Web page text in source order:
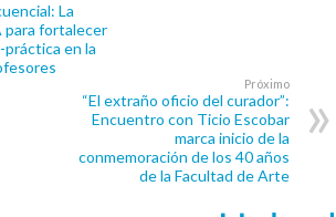
La
para fortalecer
en la
Próximo
“El extraño oficio del curador”:
Encuentro con Ticio Escobar
marca inicio de la
conmemoración de los 40 años
de la Facultad de Arte